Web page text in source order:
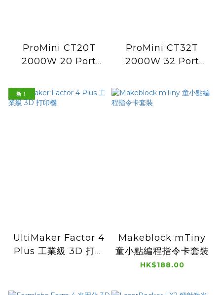
ProMini CT20T
2000W 20 Port
APP 控制充電車
ProMini CT32T
2000W 32 Port
電車
新！
UltiMaker Factor 4
Plus 工業級 3D 打印
Makeblock mTiny
童小點編程指令卡套裝
HK$188.00